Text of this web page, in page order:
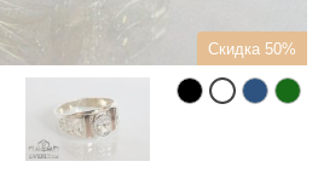
Скидка 50%